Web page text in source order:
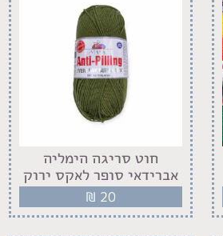
חוט סריגה הימליה
אברידאי סופר לאקס ירוק
₪ 20